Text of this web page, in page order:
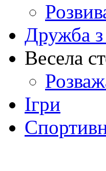
Дружба
Весела
Ігри